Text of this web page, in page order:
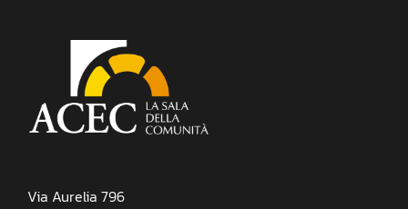
Via Aurelia 796